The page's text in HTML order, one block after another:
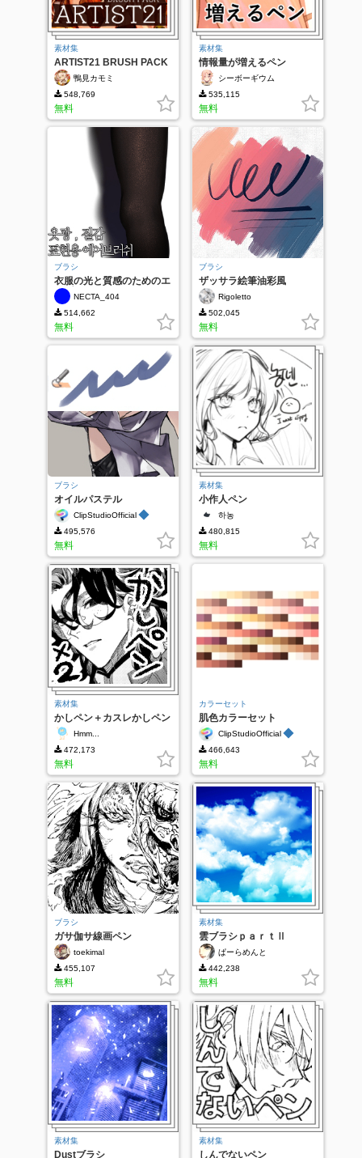
素材集
ARTIST21 BRUSH PACK
鴨見カモミ
548,769
無料
素材集
情報量が増えるペン
シーボーギウム
535,115
無料
ブラシ
衣服の光と質感のためのエ
アブラシNECTA_404
514,662
無料
ブラシ
ザッサラ絵筆油彩風
Rigoletto
502,045
無料
ブラシ
オイルパステル
ClipStudioOfficial ◆
495,576
無料
素材集
小作人ペン
하농
480,815
無料
素材集
かしペン＋カスレかしペン
Hmm...
472,173
無料
カラーセット
肌色カラーセット
ClipStudioOfficial ◆
466,643
無料
ブラシ
ガサ伽サ線画ペン
toekimal
455,107
無料
素材集
雲ブラシｐａｒｔⅡ
ぱーらめんと
442,238
無料
素材集
Dustブラシ
素材集
しんでないペン